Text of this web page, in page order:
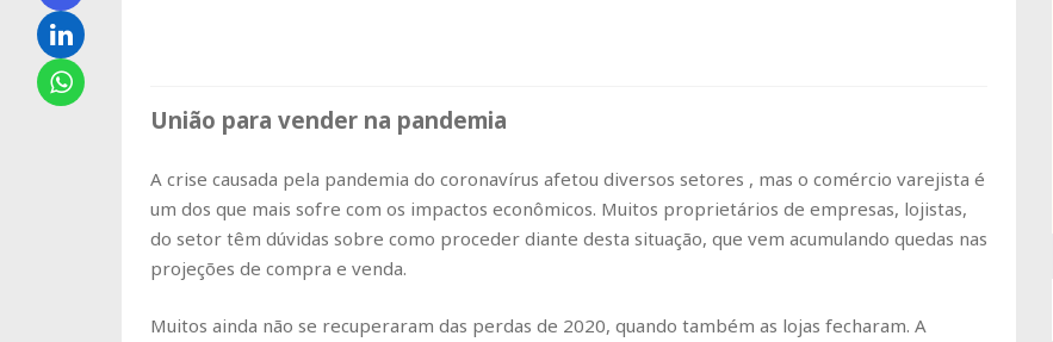
União para vender na pandemia
A crise causada pela pandemia do coronavírus afetou diversos setores , mas o comércio varejista é
um dos que mais sofre com os impactos econômicos. Muitos proprietários de empresas, lojistas,
do setor têm dúvidas sobre como proceder diante desta situação, que vem acumulando quedas nas
projeções de compra e venda.
Muitos ainda não se recuperaram das perdas de 2020, quando também as lojas fecharam. A